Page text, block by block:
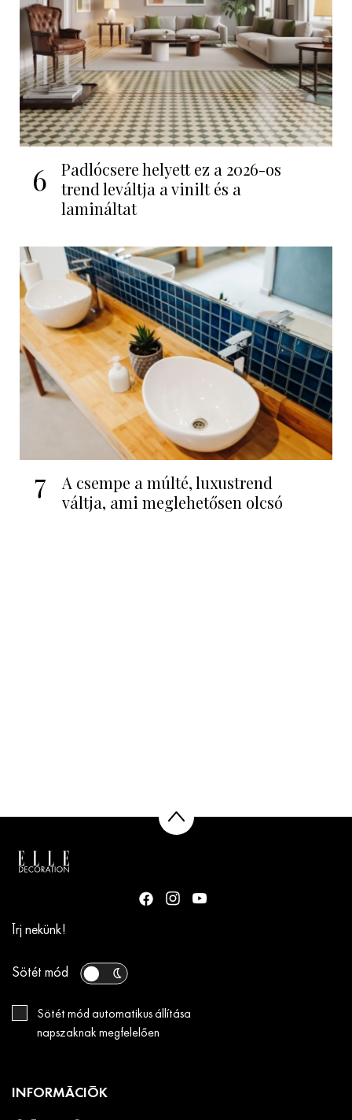
6
Padlócsere helyett ez a 2026-os
trend leváltja a vinilt és a
lamináltat
7
A csempe a múlté, luxustrend
váltja, ami meglehetősen olcsó
Írj nekünk!
Sötét mód
Sötét mód automatikus állítása
napszaknak megfelelően
INFORMÁCIÓK